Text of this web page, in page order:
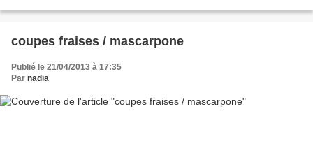
coupes fraises / mascarpone
Publié le 21/04/2013 à 17:35
Par nadia